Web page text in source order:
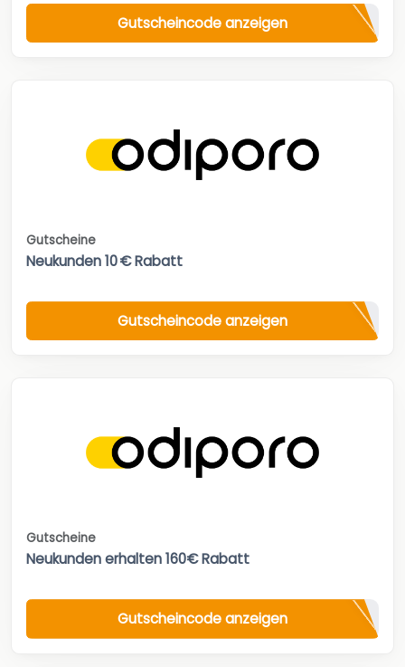
Gutscheincode anzeigen
Gutscheine
Neukunden 10 € Rabatt
Gutscheincode anzeigen
Gutscheine
Neukunden erhalten 160€ Rabatt
Gutscheincode anzeigen